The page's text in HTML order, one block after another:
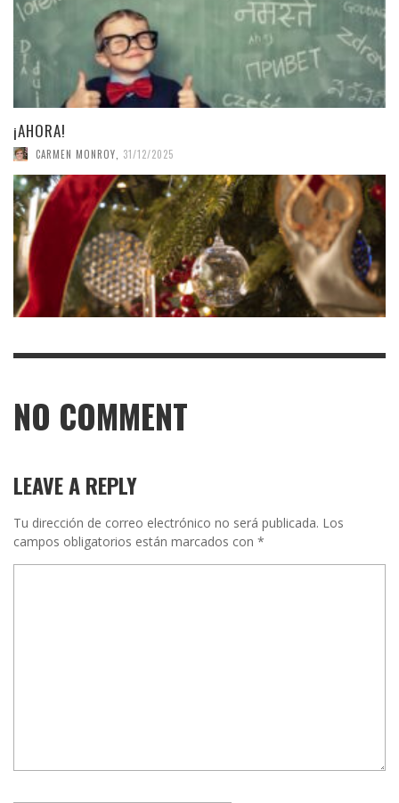
¡AHORA!
CARMEN MONROY 31/12/2025
NO COMMENT
LEAVE A REPLY
Tu dirección de correo electrónico no será publicada. Los
campos obligatorios están marcados con *